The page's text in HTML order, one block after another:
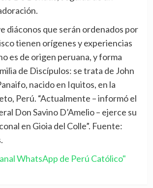
diáconos que serán ordenados por
tienen orígenes y experiencias
es de origen peruana, y forma
de Discípulos: se trata de John
nacido en Iquitos, en la
Perú. “Actualmente – informó el
Don Savino D’Amelio – ejerce su
en Gioia del Colle”. Fuente:
WhatsApp de Perú Católico"